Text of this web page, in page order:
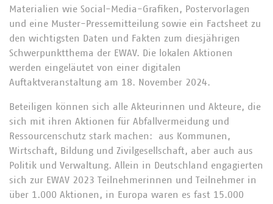
Materialien wie Social-Media-Grafiken, Postervorlagen
und eine Muster-Pressemitteilung sowie ein Factsheet zu
den wichtigsten Daten und Fakten zum diesjährigen
Schwerpunktthema der EWAV. Die lokalen Aktionen
werden eingeläutet von einer digitalen
Auftaktveranstaltung am 18. November 2024.
Beteiligen können sich alle Akteurinnen und Akteure, die
sich mit ihren Aktionen für Abfallvermeidung und
Ressourcenschutz stark machen: aus Kommunen,
Wirtschaft, Bildung und Zivilgesellschaft, aber auch aus
Politik und Verwaltung. Allein in Deutschland engagierten
sich zur EWAV 2023 Teilnehmerinnen und Teilnehmer in
über 1.000 Aktionen, in Europa waren es fast 15.000